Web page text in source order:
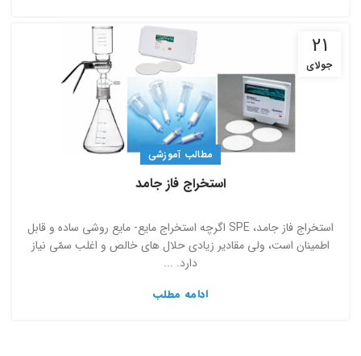
21
جولای
مطالب آموزشی
استخراج فاز جامد
استخراج فاز جامد، SPE اگرچه استخراج مایع- مایع روشی ساده و قابل
اطمینان است، ولی مقادیر زیادی حلال ­های خالص و اغلب سمّی نیاز
دارد. ...
ادامه مطلب